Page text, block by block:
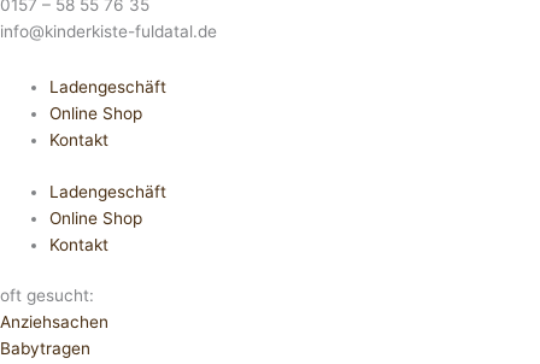
0157 – 58 55 76 35
info@kinderkiste-fuldatal.de
Ladengeschäft
Online Shop
Kontakt
Ladengeschäft
Online Shop
Kontakt
oft gesucht:
Anziehsachen
Babytragen